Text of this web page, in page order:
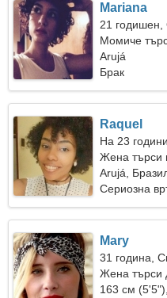
Mariana
21 годишен,
Момиче
Arujá
Брак
Raquel
На 23
Жена търси
Arujá,
Сериозна
Mary
31 година,
Жена търси
163 см